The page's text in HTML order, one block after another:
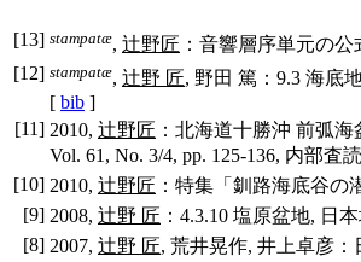
[13] stampatæ, 辻野匠 ：音響層序単元の
[12] stampatæ, 辻野 匠, 野田 篤：9.3 海底
[ bib ]
[11] 2010, 辻野匠 ：北海道十勝沖 前弧
Vol. 61, No. 3/4, pp. 125-136, 内部査
[10] 2010, 辻野匠 ：特集「釧路海底谷の
[9] 2008, 辻野 匠 ：4.3.10 塩原盆地, 日
[8] 2007, 辻野 匠, 荒井晃作, 井上卓彦：